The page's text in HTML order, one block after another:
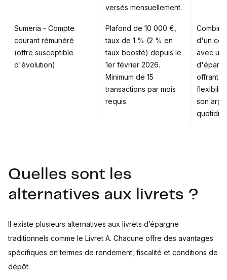
versés mensuellement.
Sumeria - Compte
courant rémunéré
(offre susceptible
d'évolution)
Plafond de 10 000 €,
taux de 1 % (2 % en
taux boosté) depuis le
1er février 2026.
Minimum de 15
transactions par mois
requis.
d'un
avec un
offrant
son
Quelles sont les
alternatives aux livrets ?
Il existe plusieurs alternatives aux livrets d’épargne
traditionnels comme le Livret A. Chacune offre des avantages
spécifiques en termes de rendement, fiscalité et conditions de
dépôt.